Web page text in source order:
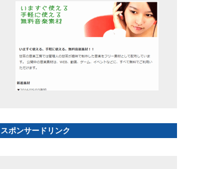
スポンサードリンク